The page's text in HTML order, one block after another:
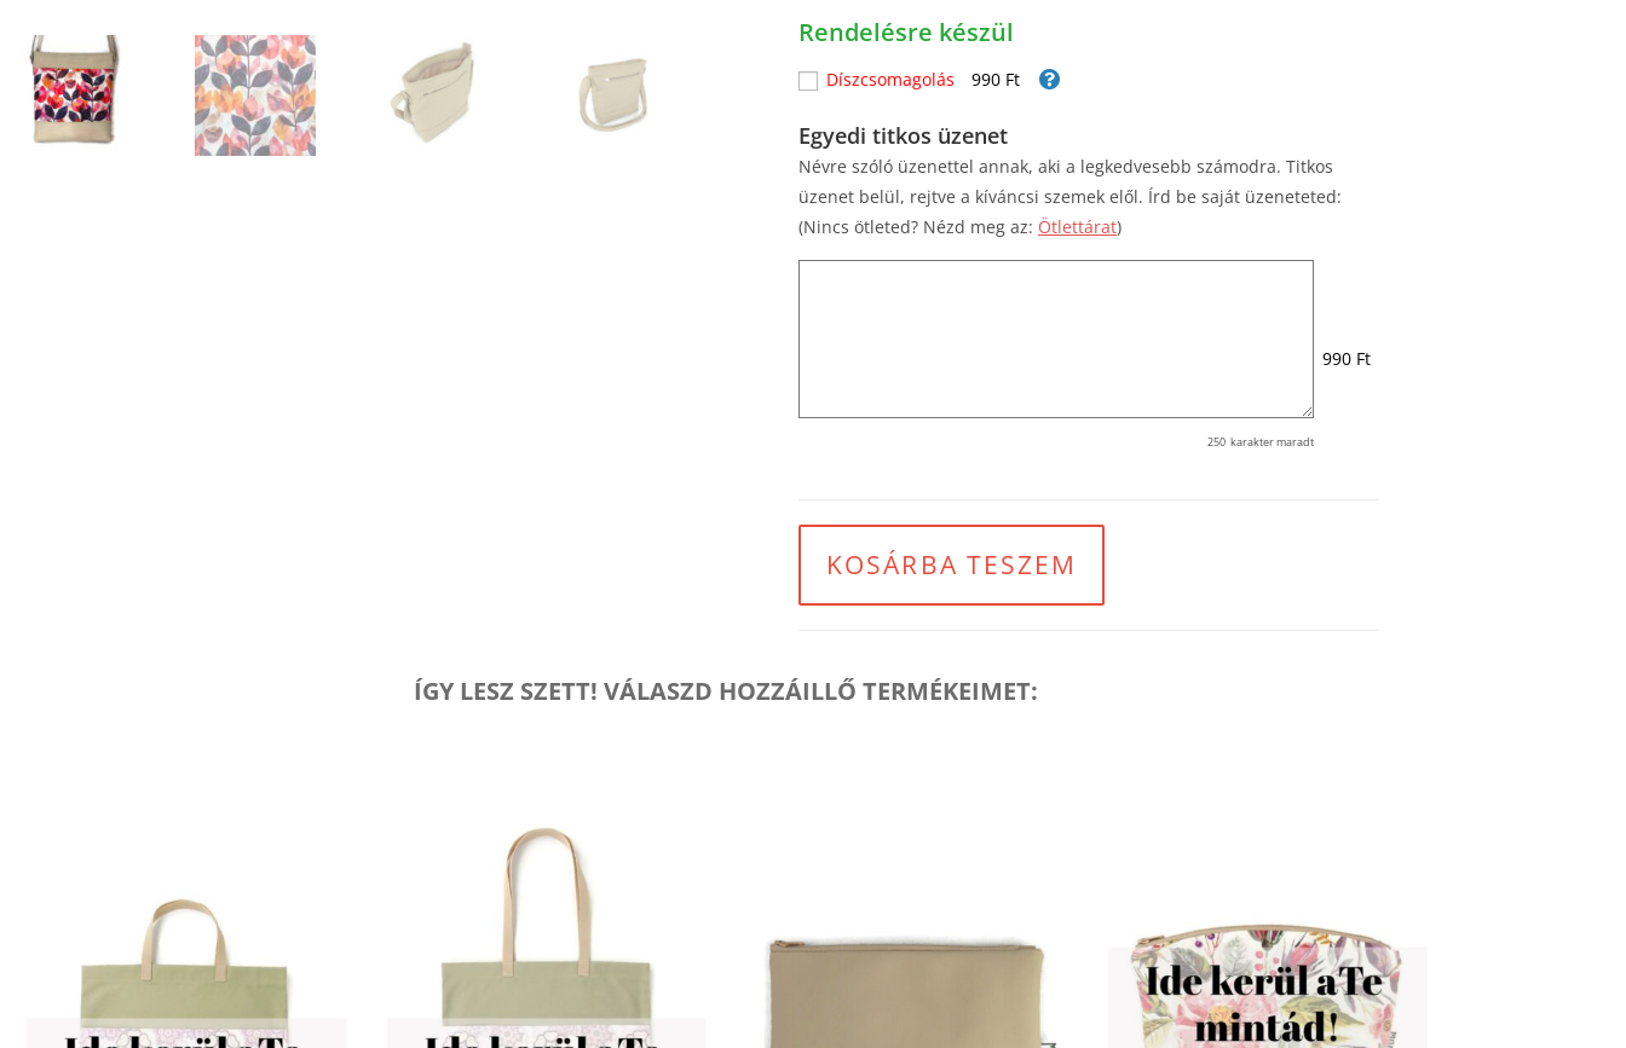
Rendelésre készül
Díszcsomagolás 990 Ft
Egyedi titkos üzenet
Névre szóló üzenettel annak, aki a legkedvesebb számodra. Titkos
üzenet belül, rejtve a kíváncsi szemek elől. Írd be saját üzeneteted:
(Nincs ötleted? Nézd meg az: Ötlettárat)
250 karakter maradt
990 Ft
KOSÁRBA TESZEM
ÍGY LESZ SZETT! VÁLASZD HOZZÁILLŐ TERMÉKEIMET: